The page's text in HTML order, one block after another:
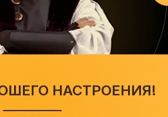
НАСТРОЕНИЯ!